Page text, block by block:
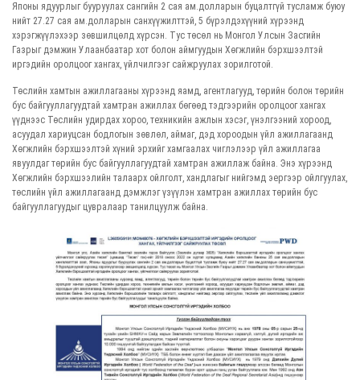
Японы ядуурлыг бууруулах сангийн 2 сая ам.долларын буцалтгүй тусламж буюу
нийт 27.27 сая ам.долларын санхүүжилттэй, 5 бүрэлдэхүүний хүрээнд
хэрэгжүүлэхээр зөвшилцөлд хүрсэн. Тус төсөл нь Монгол Улсын Засгийн
Газрыг дэмжин Улаанбаатар хот болон аймгуудын Хөгжлийн бэрхшээлтэй
иргэдийн оролцоог хангах, үйлчилгээг сайжруулах зорилготой.
Төслийн хамтын ажиллагааны хүрээнд яамд, агентлагууд, төрийн болон төрийн
бус байгууллагуудтай хамтран ажиллах бөгөөд тэдгээрийн оролцоог хангах
үүднээс Төслийн удирдах хороо, техникийн ажлын хэсэг, үнэлгээний хороод,
асуудал хариуцсан бодлогын зөвлөл, аймаг, дэд хороодын үйл ажиллагаанд
Хөгжлийн бэрхшээлтэй хүний эрхийг хамгаалах чиглэлээр үйл ажиллагаа
явуулдаг төрийн бус байгууллагуудтай хамтран ажиллаж байна. Энэ хүрээнд
Хөгжлийн бэрхшээлийн талаарх ойлголт, хандлагыг нийгэмд эергээр ойлгуулах,
төслийн үйл ажиллагаанд дэмжлэг үзүүлэн хамтран ажиллах төрийн бус
байгууллагуудыг цувралаар танилцуулж байна.